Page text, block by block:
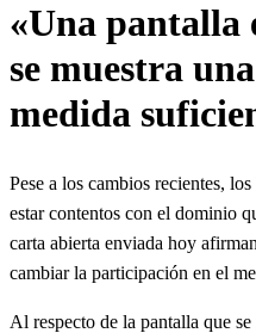
«Una pantalla
se muestra
medida
Pese a los cambios recientes,
estar contentos con el dominio
carta abierta enviada hoy
cambiar la participación en el
Al respecto de la pantalla que